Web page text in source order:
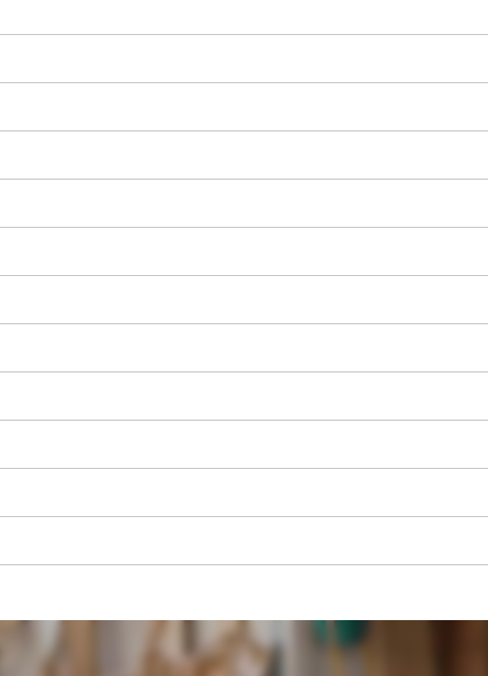
K načtení služby Google Maps
to the list of technologies used.
Powered by
Usercentrics Consent